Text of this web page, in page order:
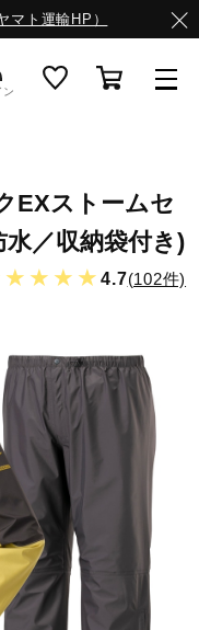
マト運輸HP）
ン
EXストームセ
／収納袋付き)
4.7(102件)